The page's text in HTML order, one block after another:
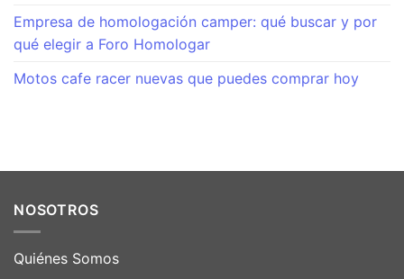
Empresa de homologación camper: qué buscar y por
qué elegir a Foro Homologar
Motos cafe racer nuevas que puedes comprar hoy
NOSOTROS
Quiénes Somos